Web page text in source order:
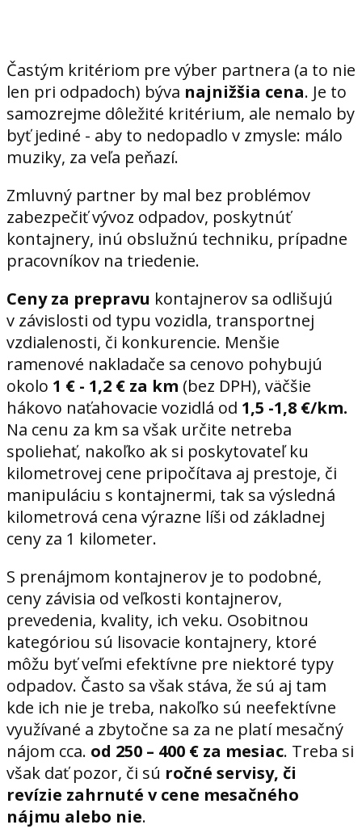
Častým kritériom pre výber partnera (a to nie
len pri odpadoch) býva najnižšia cena. Je to
samozrejme dôležité kritérium, ale nemalo by
byť jediné - aby to nedopadlo v zmysle: málo
muziky, za veľa peňazí.
Zmluvný partner by mal bez problémov
zabezpečiť vývoz odpadov, poskytnúť
kontajnery, inú obslužnú techniku, prípadne
pracovníkov na triedenie.
Ceny za prepravu kontajnerov sa odlišujú
v závislosti od typu vozidla, transportnej
vzdialenosti, či konkurencie. Menšie
ramenové nakladače sa cenovo pohybujú
okolo 1 € - 1,2 € za km (bez DPH), väčšie
hákovo naťahovacie vozidlá od 1,5 -1,8 €/km.
Na cenu za km sa však určite netreba
spoliehať, nakoľko ak si poskytovateľ ku
kilometrovej cene pripočítava aj prestoje, či
manipuláciu s kontajnermi, tak sa výsledná
kilometrová cena výrazne líši od základnej
ceny za 1 kilometer.
S prenájmom kontajnerov je to podobné,
ceny závisia od veľkosti kontajnerov,
prevedenia, kvality, ich veku. Osobitnou
kategóriou sú lisovacie kontajnery, ktoré
môžu byť veľmi efektívne pre niektoré typy
odpadov. Často sa však stáva, že sú aj tam
kde ich nie je treba, nakoľko sú neefektívne
využívané a zbytočne sa za ne platí mesačný
nájom cca. od 250 – 400 € za mesiac. Treba si
však dať pozor, či sú ročné servisy, či
revízie zahrnuté v cene mesačného
nájmu alebo nie.